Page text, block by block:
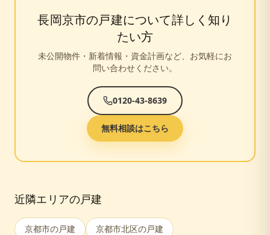
長岡京市の戸建について詳しく知り
たい方
未公開物件・新着情報・資金計画など、お気軽にお
問い合わせください。
0120-43-8639
無料相談はこちら
近隣エリアの戸建
京都市の戸建 京都市北区の戸建